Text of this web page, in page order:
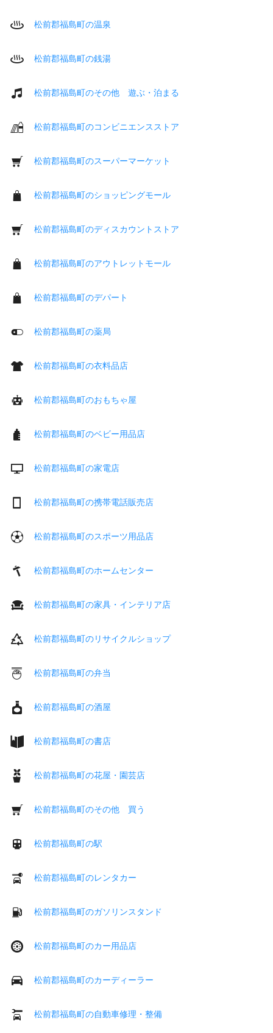
松前郡福島町の温泉
松前郡福島町の銭湯
松前郡福島町のその他 遊ぶ・泊まる
松前郡福島町のコンビニエンスストア
松前郡福島町のスーパーマーケット
松前郡福島町のショッピングモール
松前郡福島町のディスカウントストア
松前郡福島町のアウトレットモール
松前郡福島町のデパート
松前郡福島町の薬局
松前郡福島町の衣料品店
松前郡福島町のおもちゃ屋
松前郡福島町のベビー用品店
松前郡福島町の家電店
松前郡福島町の携帯電話販売店
松前郡福島町のスポーツ用品店
松前郡福島町のホームセンター
松前郡福島町の家具・インテリア店
松前郡福島町のリサイクルショップ
松前郡福島町の弁当
松前郡福島町の酒屋
松前郡福島町の書店
松前郡福島町の花屋・園芸店
松前郡福島町のその他 買う
松前郡福島町の駅
松前郡福島町のレンタカー
松前郡福島町のガソリンスタンド
松前郡福島町のカー用品店
松前郡福島町のカーディーラー
松前郡福島町の自動車修理・整備